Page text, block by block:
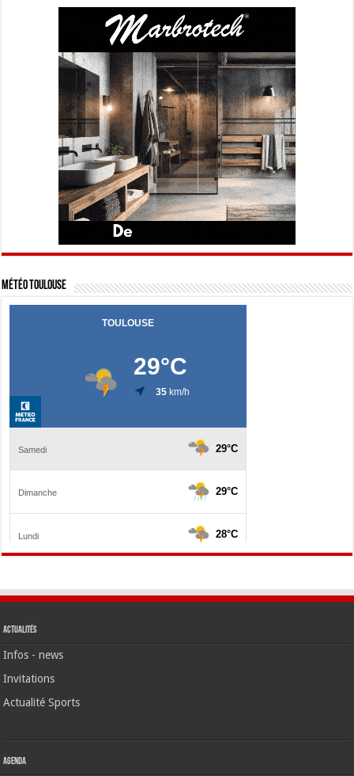
Météo Toulouse
Actualités
Infos - news
Invitations
Actualité Sports
Agenda